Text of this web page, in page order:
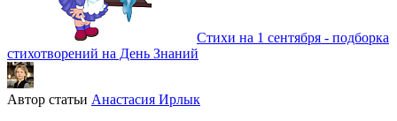
Стихи на 1 сентября - подборка
стихотворений на День Знаний
Автор статьи Анастасия Ирлык